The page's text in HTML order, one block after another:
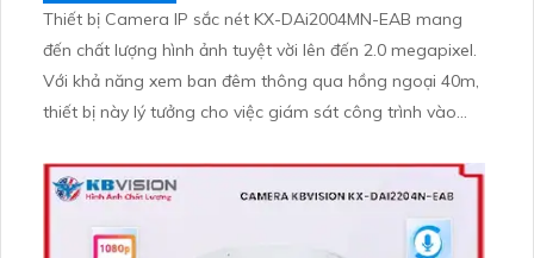
Thiết bị Camera IP sắc nét KX-DAi2004MN-EAB mang
đến chất lượng hình ảnh tuyệt vời lên đến 2.0 megapixel.
Với khả năng xem ban đêm thông qua hồng ngoại 40m,
thiết bị này lý tưởng cho việc giám sát công trình vào
Ngoại SMD không bị giảm chất lượng, mang lại hình ảnh
rõ nét